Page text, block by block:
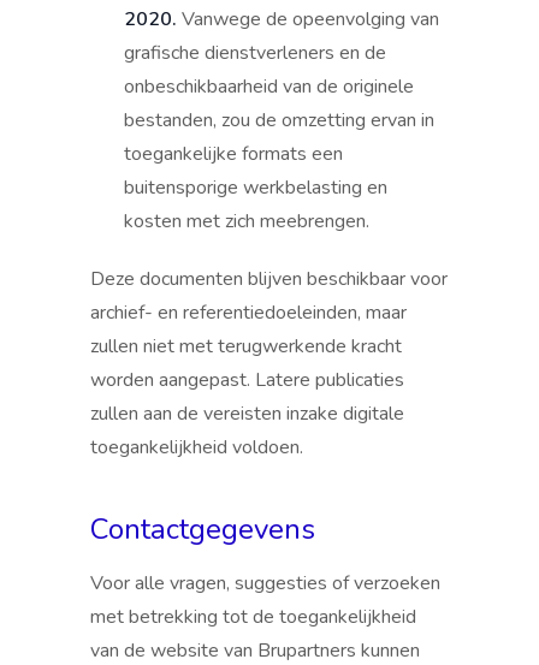
2020. Vanwege de opeenvolging van
grafische dienstverleners en de
onbeschikbaarheid van de originele
bestanden, zou de omzetting ervan in
toegankelijke formats een
buitensporige werkbelasting en
kosten met zich meebrengen.
Deze documenten blijven beschikbaar voor
archief- en referentiedoeleinden, maar
zullen niet met terugwerkende kracht
worden aangepast. Latere publicaties
zullen aan de vereisten inzake digitale
toegankelijkheid voldoen.
Contactgegevens
Voor alle vragen, suggesties of verzoeken
met betrekking tot de toegankelijkheid
van de website van Brupartners kunnen